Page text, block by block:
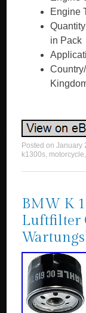
Engine
in Pack
Posted onJanuary
k1300s, motorcycle,
BMW K
Luftfilter